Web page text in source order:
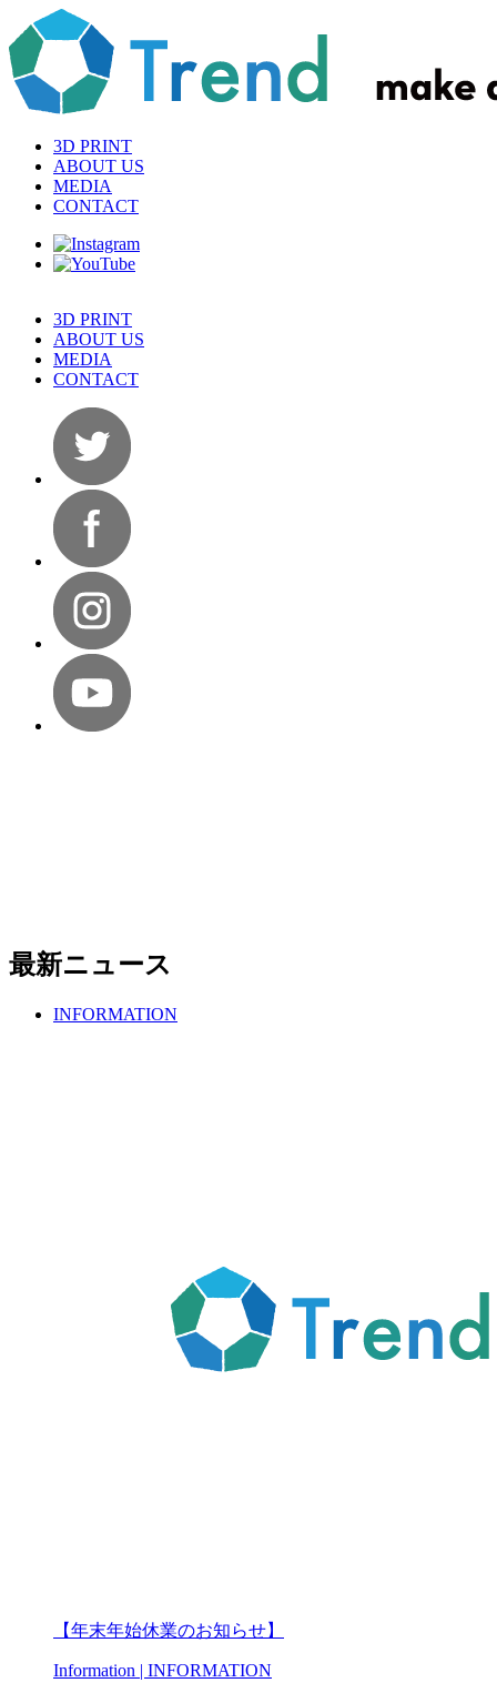
3D PRINT
ABOUT US
MEDIA
CONTACT
3D PRINT
ABOUT US
MEDIA
CONTACT
最新ニュース
INFORMATION
【年末年始休業のお知らせ】
Information | INFORMATION